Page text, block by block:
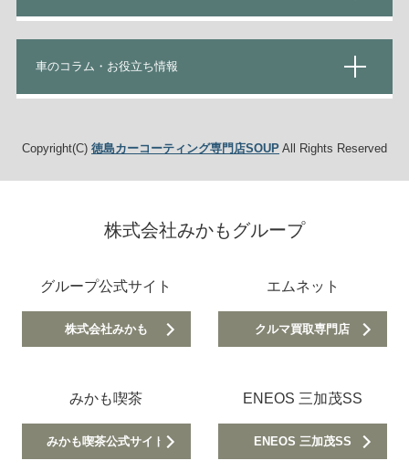
車のコラム・お役立ち情報
Copyright(C) 徳島カーコーティング専門店SOUPAll Rights Reserved
株式会社みかもグループ
グループ公式サイト
株式会社みかも
エムネット
クルマ買取専門店
みかも喫茶
みかも喫茶公式サイト
ENEOS 三加茂SS
ENEOS 三加茂SS